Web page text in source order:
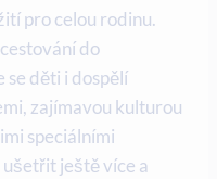
pro celou rodinu.
do
se děti i dospělí
zajímavou ⁤kulturou
speciálními
ještě více a